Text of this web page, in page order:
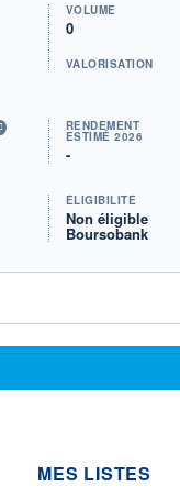
VOLUME
0
VALORISATION
RENDEMENT
ESTIMÉ 2026
-
ÉLIGIBILITÉ
Non éligible
Boursobank
MES LISTES